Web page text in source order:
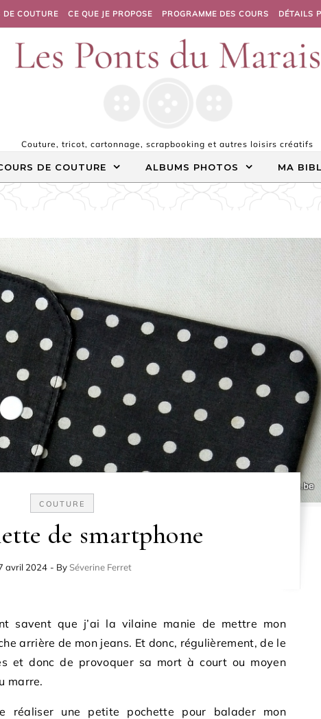
DE COUTURE CE QUE JE PROPOSE PROGRAMME DES COURS DÉTAILS
Couture, tricot, cartonnage, scrapbooking et autres loisirs créatifs
DE COUTURE ALBUMS PHOTOS MA
COUTURE
de smartphone
avril 2024 - By Séverine Ferret
savent que j’ai la vilaine manie de mettre mon
arrière de mon jeans. Et donc, régulièrement, de le
et donc de provoquer sa mort à court ou moyen
marre.
réaliser une petite pochette pour balader mon